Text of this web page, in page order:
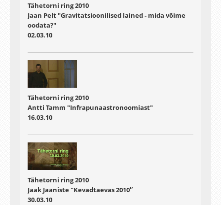
Tähetorni ring 2010
Jaan Pelt "Gravitatsioonilised lained - mida võime
oodata?"
02.03.10
Tähetorni ring 2010
Antti Tamm "Infrapunaastronoomiast"
16.03.10
Tähetorni ring 2010
Jaak Jaaniste "Kevadtaevas 2010″
30.03.10